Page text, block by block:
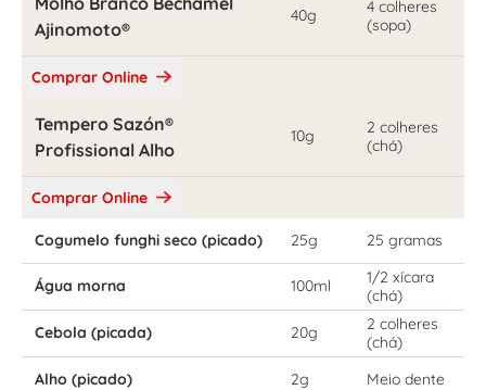
Ajinomoto®
40g
4 colheres
(sopa)
Comprar Online
Tempero Sazón®
Profissional Alho
10g
2 colheres
(chá)
Comprar Online
Cogumelo funghi seco (picado) 25g 25 gramas
Água morna 100ml
1/2 xícara
(chá)
Cebola (picada)
20g
2 colheres
(chá)
Alho (picado)
2g Meio dente